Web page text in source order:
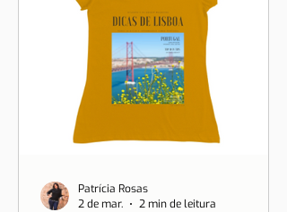
Patrícia Rosas
2 de mar.
2 min de leitura